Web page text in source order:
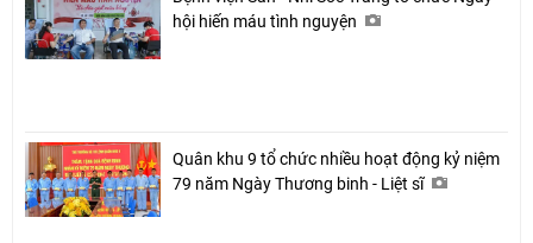
hội hiến máu tình nguyện
Quân khu 9 tổ chức nhiều hoạt động kỷ niệm
79 năm Ngày Thương binh - Liệt sĩ